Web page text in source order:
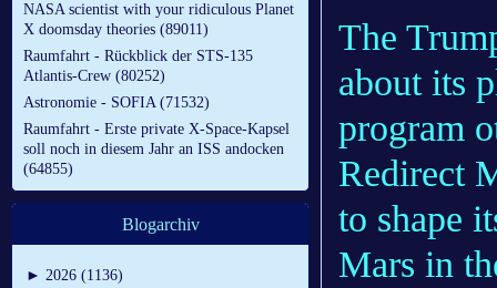
NASA scientist with your ridiculous Planet
X doomsday theories (89011)
Raumfahrt - Rückblick der STS-135
Atlantis-Crew (80252)
Astronomie - SOFIA (71532)
Raumfahrt - Erste private X-Space-Kapsel
soll noch in diesem Jahr an ISS andocken
(64855)
Blogarchiv
► 2026 (1136)
The
about its
program
Redirect
to shape
Mars in